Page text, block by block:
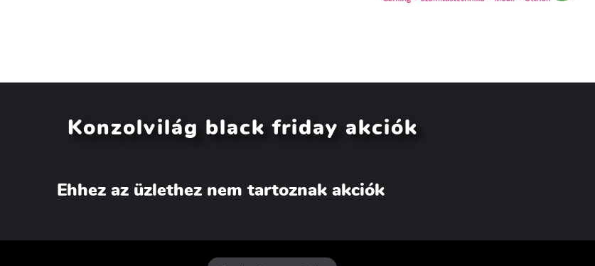
Konzolvilág black friday akciók
Ehhez az üzlethez nem tartoznak akciók